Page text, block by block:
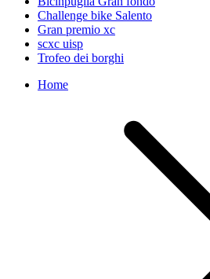
Challenge bike Salento
Gran premio xc
scxc uisp
Trofeo dei borghi
Home